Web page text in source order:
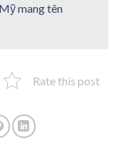
mang tên
Rate this post